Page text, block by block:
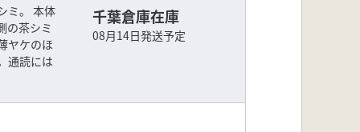
ミ。 本体
の茶シミ
ヤケのほ
通読には
千葉倉庫在庫
08月14日発送予定